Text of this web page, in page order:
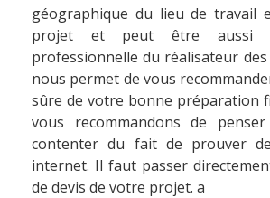
géographique du lieu de travail
projet et peut être aussi
professionnelle du réalisateur des
nous permet de vous
sûre de votre bonne préparation
vous recommandons de
contenter du fait de prouver
internet. Il faut passer
de devis de votre projet. a